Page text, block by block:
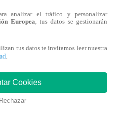
de tránsito, pues el hombre
misma oficial. El hecho fue
analizar el tráfico y personalizar
Europea, tus datos se gestionarán
tus datos te invitamos leer nuestra
.
Cookies
Rechazar